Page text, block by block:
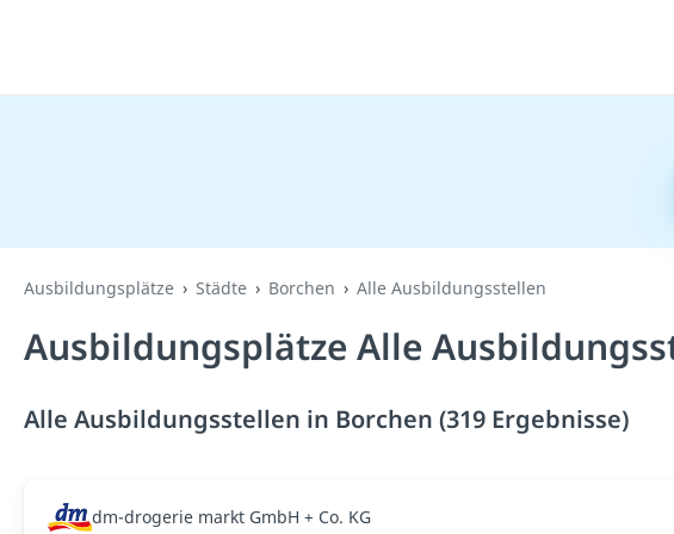
Ausbildungsplätze Städte Borchen Alle Ausbildungsstellen
Ausbildungsplätze Alle
Alle Ausbildungsstellen in Borchen (319 Ergebnisse)
dm-drogerie markt GmbH + Co. KG